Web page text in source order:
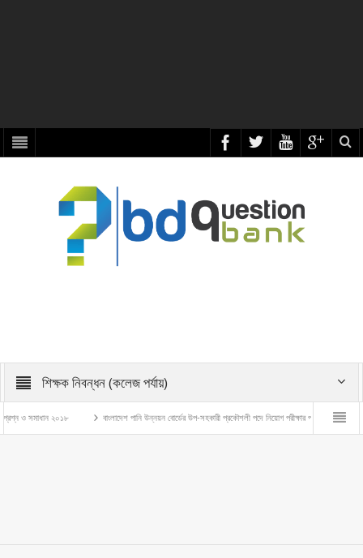
শিক্ষক নিবন্ধন (কলেজ পর্যায়)
২০১৮ বাংলাদেশ পানি উন্নয়ন বোর্ডের উপ-সহকারী প্রকৌশলী পদে নিয়োগ পরীক্ষার প্রশ্ন ও সমাধান – ২০২৬